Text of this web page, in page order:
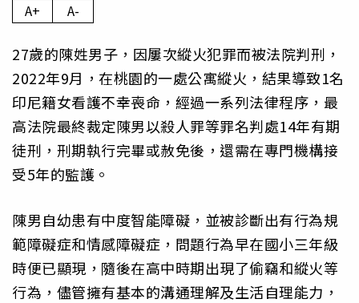
A+ A-
27歲的陳姓男子，因屢次縱火犯罪而被法院判刑，
2022年9月，在桃園的一處公寓縱火，結果導致1名
印尼籍女看護不幸喪命，經過一系列法律程序，最
高法院最終裁定陳男以殺人罪等罪名判處14年有期
徒刑，刑期執行完畢或赦免後，還需在專門機構接
受5年的監護。
陳男自幼患有中度智能障礙，並被診斷出有行為規
範障礙症和情感障礙症，問題行為早在國小三年級
時便已顯現，隨後在高中時期出現了偷竊和縱火等
行為，儘管擁有基本的溝通理解及生活自理能力，